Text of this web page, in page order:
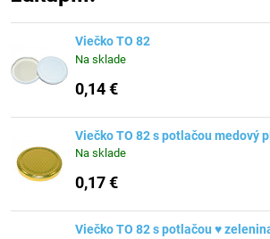
Viečko TO 82
Na sklade
0,14 €
Viečko TO 82 s potlačou medový
Na sklade
0,17 €
Viečko TO 82 s potlačou ♥